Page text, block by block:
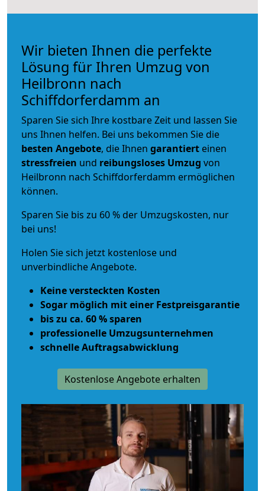
Wir bieten Ihnen die perfekte
Lösung für Ihren Umzug von
Heilbronn nach
Schiffdorferdamm an
Sparen Sie sich Ihre kostbare Zeit und lassen Sie
uns Ihnen helfen. Bei uns bekommen Sie die
besten Angebote, die Ihnen garantiert einen
stressfreien und reibungsloses Umzug von
Heilbronn nach Schiffdorferdamm ermöglichen
können.
Sparen Sie bis zu 60 % der Umzugskosten, nur
bei uns!
Holen Sie sich jetzt kostenlose und
unverbindliche Angebote.
Keine versteckten Kosten
Sogar möglich mit einer Festpreisgarantie
bis zu ca. 60 % sparen
professionelle Umzugsunternehmen
schnelle Auftragsabwicklung
Kostenlose Angebote erhalten